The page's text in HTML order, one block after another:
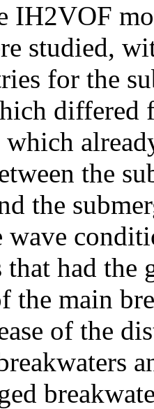
IH2VOF
studied,
for the
the
the
that had the
the main
of the